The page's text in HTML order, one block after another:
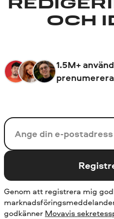
OCH
1.5M+
Din e-postadress
Genom att registrera mig
godkänner Movavis